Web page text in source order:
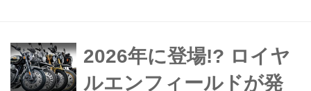
集部
2026年に登場!? ロイヤ
ルエンフィールドが発